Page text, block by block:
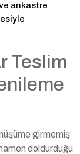
ankastre
Teslim
girmemiş
doldurduğu